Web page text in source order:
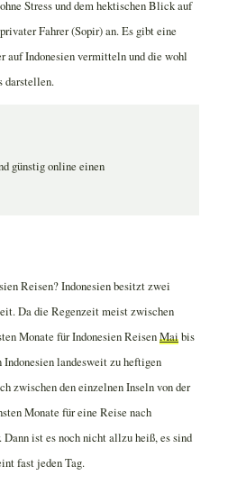
Stress und dem hektischen Blick auf
Fahrer (Sopir) an. Es gibt eine
auf Indonesien vermitteln und die wohl
darstellen.
günstig online einen
Reisen? Indonesien besitzt zwei
Da die Regenzeit meist zwischen
Monate für Indonesien ReisenMaibis
landesweit zu heftigen
zwischen den einzelnen Inseln von der
Monate für eine Reise nach
Dann ist es noch nicht allzu heiß, es sind
fast jeden Tag.